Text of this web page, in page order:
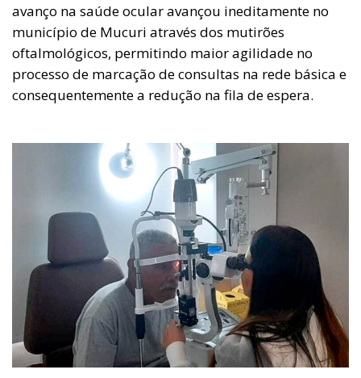
avanço na saúde ocular avançou ineditamente no
município de Mucuri através dos mutirões
oftalmológicos, permitindo maior agilidade no
processo de marcação de consultas na rede básica e
consequentemente a redução na fila de espera.